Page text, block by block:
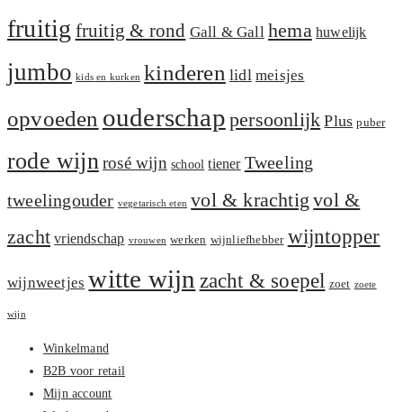
fruitig fruitig & rond Gall & Gall hema huwelijk
jumbo kids en kurken kinderen lidl meisjes
opvoeden ouderschap persoonlijk Plus puber
rode wijn rosé wijn school tiener Tweeling
tweelingouder vegetarisch eten vol & krachtig vol &
zacht vriendschap vrouwen werken wijnliefhebber wijntopper
wijnweetjes witte wijn zacht & soepel zoet zoete
wijn
Winkelmand
B2B voor retail
Mijn account